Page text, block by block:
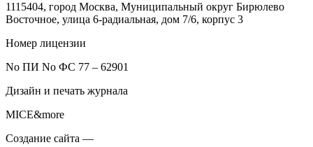
1115404, город Москва, Муниципальный округ Бирюлево
Восточное, улица 6-радиальная, дом 7/6, корпус 3
Номер лицензии
No ПИ No ФС 77 – 62901
Дизайн и печать журнала
MICE&more
Создание сайта —